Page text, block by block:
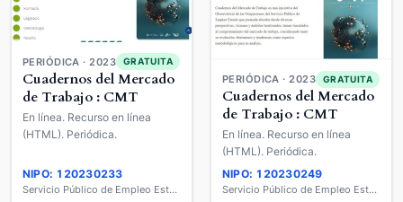
PERIÓDICA · 2023 GRATUITA
Cuadernos del Mercado
de Trabajo : CMT
En línea. Recurso en línea
(HTML). Periódica.
NIPO: 120230233
Servicio Público de Empleo Estatal
PERIÓDICA · 2023 GRATUITA
Cuadernos del Mercado
de Trabajo : CMT
En línea. Recurso en línea
(HTML). Periódica.
NIPO: 120230249
Servicio Público de Empleo Estatal